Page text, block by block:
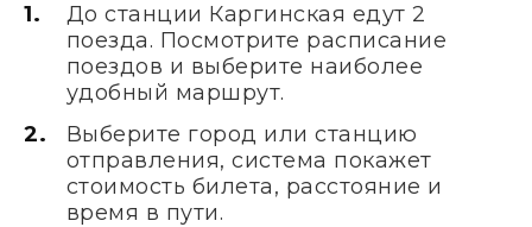
До станции Каргинская едут 2
поезда. Посмотрите расписание
поездов и выберите наиболее
удобный маршрут.
Выберите город или станцию
отправления, система покажет
стоимость билета, расстояние и
время в пути.